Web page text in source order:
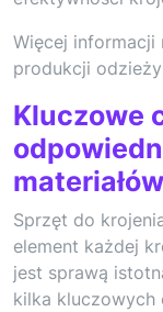
Więcej
produkcji
Kluczowe
materiałów
Sprzęt do
element każdej
jest sprawą
kilka kluczowych